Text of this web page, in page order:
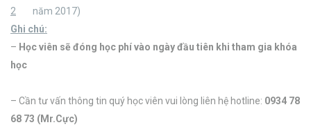
2
năm 2017)
Ghi chú:
– Học viên sẽ đóng học phí vào ngày đầu tiên khi tham gia khóa
học
– Cần tư vấn thông tin quý học viên vui lòng liên hệ hotline: 0934 78
68 73 (Mr.Cực)